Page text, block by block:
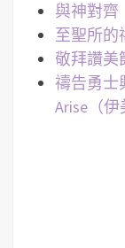
與神對齊
至聖所的
敬拜讚美
禱告勇士
Arise（伊